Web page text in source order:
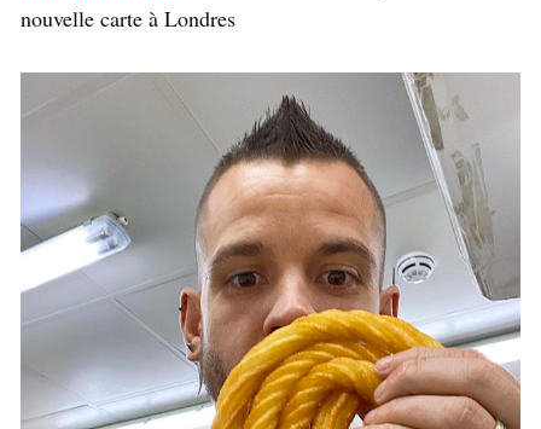
nouvelle carte à Londres